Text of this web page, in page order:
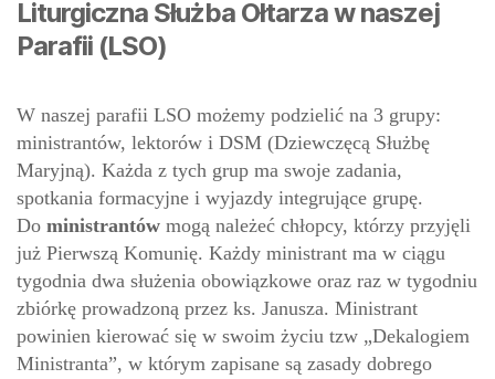
Liturgiczna Służba Ołtarza w naszej
Parafii (LSO)
W naszej parafii LSO możemy podzielić na 3 grupy:
ministrantów, lektorów i DSM (Dziewczęcą Służbę
Maryjną). Każda z tych grup ma swoje zadania,
spotkania formacyjne i wyjazdy integrujące grupę.
Do ministrantów mogą należeć chłopcy, którzy przyjęli
już Pierwszą Komunię. Każdy ministrant ma w ciągu
tygodnia dwa służenia obowiązkowe oraz raz w tygodniu
zbiórkę prowadzoną przez ks. Janusza. Ministrant
powinien kierować się w swoim życiu tzw „Dekalogiem
Ministranta”, w którym zapisane są zasady dobrego